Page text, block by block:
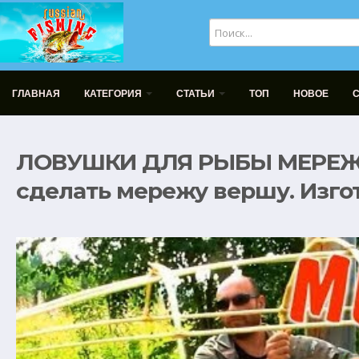
ГЛАВНАЯ КАТЕГОРИЯ СТАТЬИ ТОП НОВОЕ
ЛОВУШКИ ДЛЯ РЫБЫ
сделать мережу вершу.